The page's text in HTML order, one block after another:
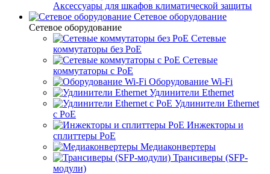
Аксессуары для шкафов климатической защиты
Сетевое оборудование
Сетевое оборудование
Сетевые
коммутаторы без PoE
Сетевые
коммутаторы с PoE
Оборудование Wi-Fi
Удлинители Ethernet
Удлинители Ethernet
с PoE
Инжекторы и
сплиттеры PoE
Медиаконвертеры
Трансиверы (SFP-
модули)